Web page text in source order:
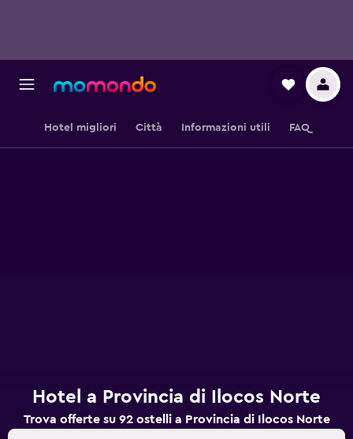
Hotel migliori Città Informazioni utili FAQ
Hotel a Provincia di Ilocos Norte
Trova offerte su 92 ostelli a Provincia di Ilocos Norte